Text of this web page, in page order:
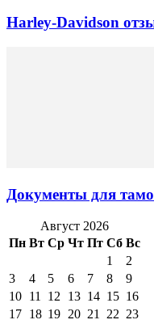
Harley-Davidson
Документы для
Август 2026
Пн Вт Ср Чт Пт Сб Вс
1
2
3
4 5 6 7 8
9
10 11 12 13 14 15 16
17 18 19 20 21 22 23